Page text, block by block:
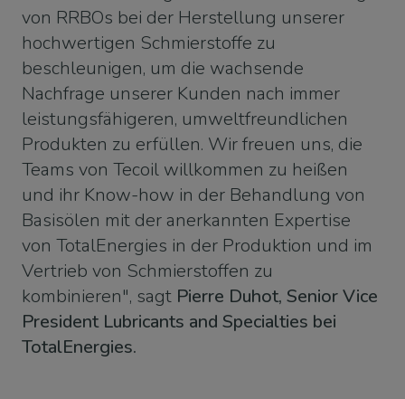
von RRBOs bei der Herstellung unserer
hochwertigen Schmierstoffe zu
beschleunigen, um die wachsende
Nachfrage unserer Kunden nach immer
leistungsfähigeren, umweltfreundlichen
Produkten zu erfüllen. Wir freuen uns, die
Teams von Tecoil willkommen zu heißen
und ihr Know-how in der Behandlung von
Basisölen mit der anerkannten Expertise
von TotalEnergies in der Produktion und im
Vertrieb von Schmierstoffen zu
kombinieren", sagt Pierre Duhot, Senior Vice
President Lubricants and Specialties bei
TotalEnergies.